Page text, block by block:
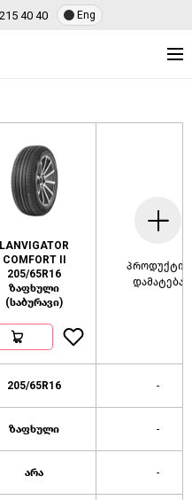
40 40 Eng
LANVIGATOR
COMFORT II
205/65R16
ზაფხული
(საბურავი)
პროდუქტის
დამატება
205/65R16 -
ზაფხული -
არა -